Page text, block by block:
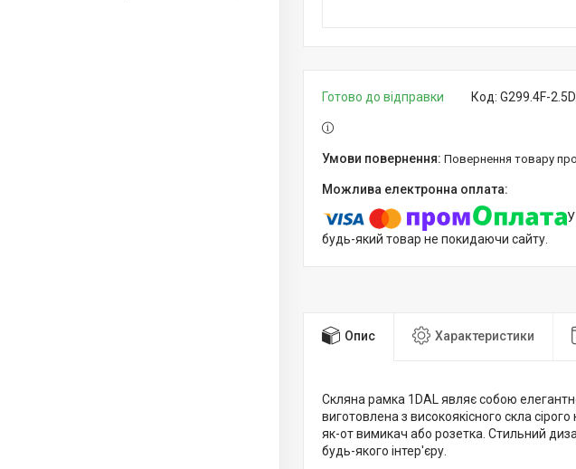
Готово до відправки Код: G299.4F-
повернення товару
будь-який товар не покидаючи сайту.
Опис Характеристики
Скляна рамка 1DAL являє собою
виготовлена з високоякісного скла
як-от вимикач або розетка. Стильний
будь-якого інтер'єру.